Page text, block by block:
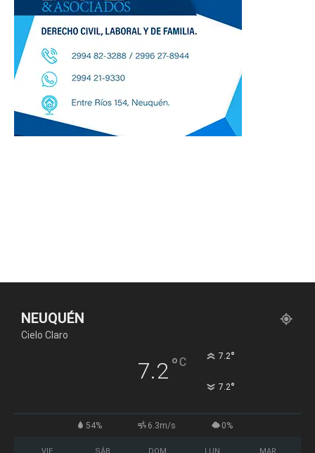
NEUQUÉN
Cielo Claro
7.2°C 7.2°
7.2°
54% 6.3m/s 0%
VIE SÁB DOM LUN MAR